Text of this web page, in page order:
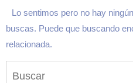
Lo sentimos pero no hay
buscas. Puede que buscando
relacionada.